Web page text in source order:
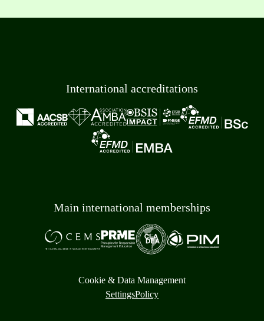
International accreditations
Main international memberships
Cookie & Data Management
SettingsPolicy